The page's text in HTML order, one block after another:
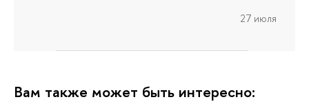
27 июля
Вам также может быть интересно: